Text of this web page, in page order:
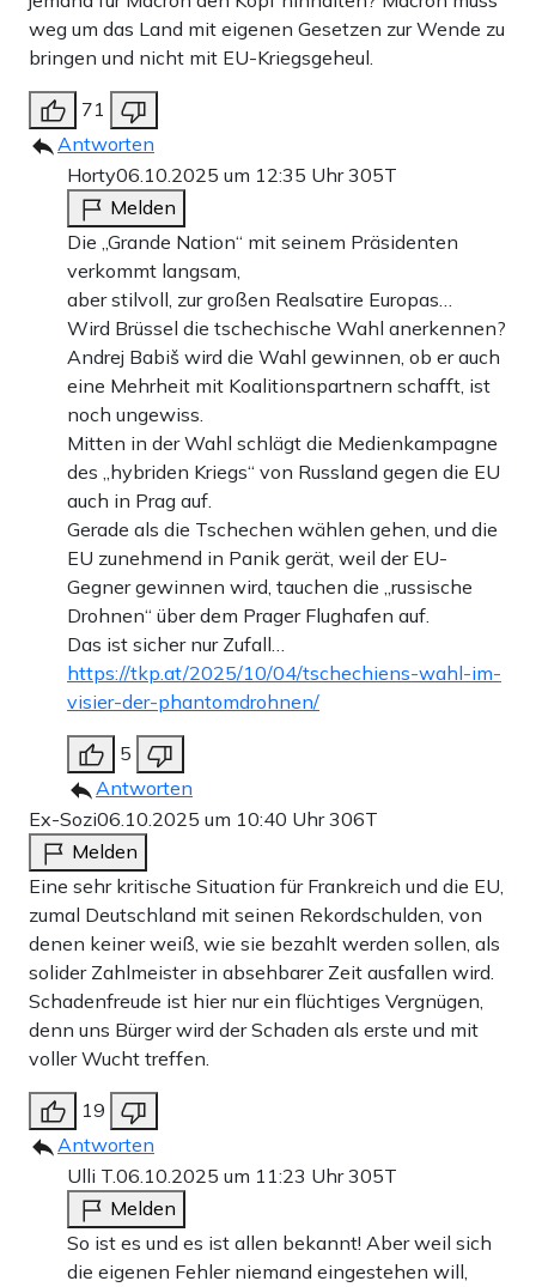
weg um das Land mit eigenen Gesetzen zur Wende zu
bringen und nicht mit EU-Kriegsgeheul.
71
Antworten
Horty06.10.2025 um 12:35 Uhr305T
Melden
Die „Grande Nation“ mit seinem Präsidenten
verkommt langsam,
aber stilvoll, zur großen Realsatire Europas…
Wird Brüssel die tschechische Wahl anerkennen?
Andrej Babiš wird die Wahl gewinnen, ob er auch
eine Mehrheit mit Koalitionspartnern schafft, ist
noch ungewiss.
Mitten in der Wahl schlägt die Medienkampagne
des „hybriden Kriegs“ von Russland gegen die EU
auch in Prag auf.
Gerade als die Tschechen wählen gehen, und die
EU zunehmend in Panik gerät, weil der EU-
Gegner gewinnen wird, tauchen die „russische
Drohnen“ über dem Prager Flughafen auf.
Das ist sicher nur Zufall…
https://tkp.at/2025/10/04/tschechiens-wahl-im-
visier-der-phantomdrohnen/
5
Antworten
Ex-Sozi06.10.2025 um 10:40 Uhr306T
Melden
Eine sehr kritische Situation für Frankreich und die EU,
zumal Deutschland mit seinen Rekordschulden, von
denen keiner weiß, wie sie bezahlt werden sollen, als
solider Zahlmeister in absehbarer Zeit ausfallen wird.
Schadenfreude ist hier nur ein flüchtiges Vergnügen,
denn uns Bürger wird der Schaden als erste und mit
voller Wucht treffen.
19
Antworten
Ulli T.06.10.2025 um 11:23 Uhr305T
Melden
So ist es und es ist allen bekannt! Aber weil sich
die eigenen Fehler niemand eingestehen will,